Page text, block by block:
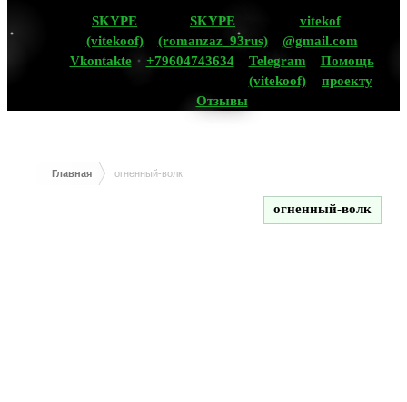
SKYPE
(vitekoof)
SKYPE
(romanzaz_93rus)
vitekof
@gmail.com
Vkontakte
+79604743634
Telegram
(vitekoof)
Помощь
проекту
Отзывы
Главная огненный-волк
огненный-волк